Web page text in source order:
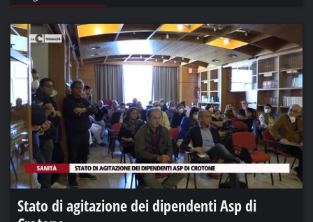
Stato di agitazione dei dipendenti Asp di